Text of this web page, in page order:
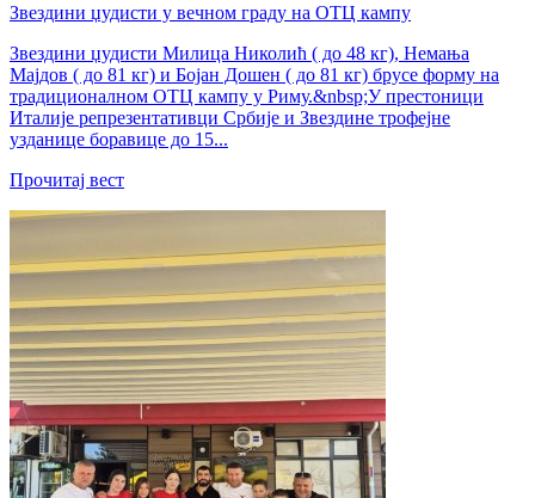
Звездини џудисти у вечном граду на ОТЦ кампу
Звездини џудисти Милица Николић ( до 48 кг), Немања
Мајдов ( до 81 кг) и Бојан Дошен ( до 81 кг) брусе форму на
традиционалном ОТЦ кампу у Риму.&nbsp;У престоници
Италије репрезентативци Србије и Звездине трофејне
узданице боравице до 15...
Прочитај вест